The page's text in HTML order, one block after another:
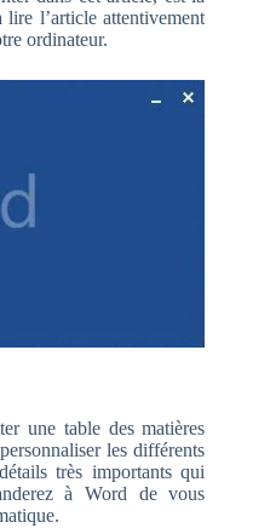
lire l’article attentivement
ordinateur.
une table des matières
les différents
très importants qui
à Word de vous